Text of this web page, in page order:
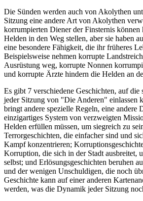
Die Sünden werden auch von Akolythen
Sitzung eine andere Art von Akolythen
korrumpierten Diener der Finsternis können
Helden in den Weg stellen, aber sie haben
eine besondere Fähigkeit, die ihr früheres
Beispielsweise nehmen korrupte
Ausrüstung weg, korrupte Nonnen
und korrupte Ärzte hindern die Helden an
Es gibt 7 verschiedene Geschichten, auf die
jeder Sitzung von "Die Anderen" einlassen
bringt andere spezielle Regeln, eine andere
einzigartiges System von verzweigten
Helden erfüllen müssen, um siegreich zu
Terrorgeschichten, die einfacher sind und
Kampf konzentrieren;
Korruption, die sich in der Stadt ausbreitet,
selbst; und Erlösungsgeschichten beruhen
und der wenigen Unschuldigen, die noch
Geschichte kann auf einer anderen
werden, was die Dynamik jeder Sitzung